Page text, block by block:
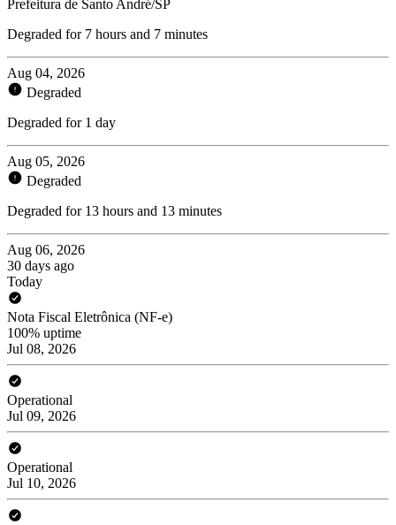
Prefeitura de Santo André/SP
Degraded for 7 hours and 7 minutes
Aug 04, 2026
Degraded
Degraded for 1 day
Aug 05, 2026
Degraded
Degraded for 13 hours and 13 minutes
Aug 06, 2026
30 days ago
Today
Nota Fiscal Eletrônica (NF-e)
100% uptime
Jul 08, 2026
Operational
Jul 09, 2026
Operational
Jul 10, 2026